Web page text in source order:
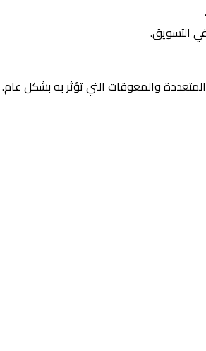
التسويق.
والمعوقات التي تؤثر به بشكل عام.